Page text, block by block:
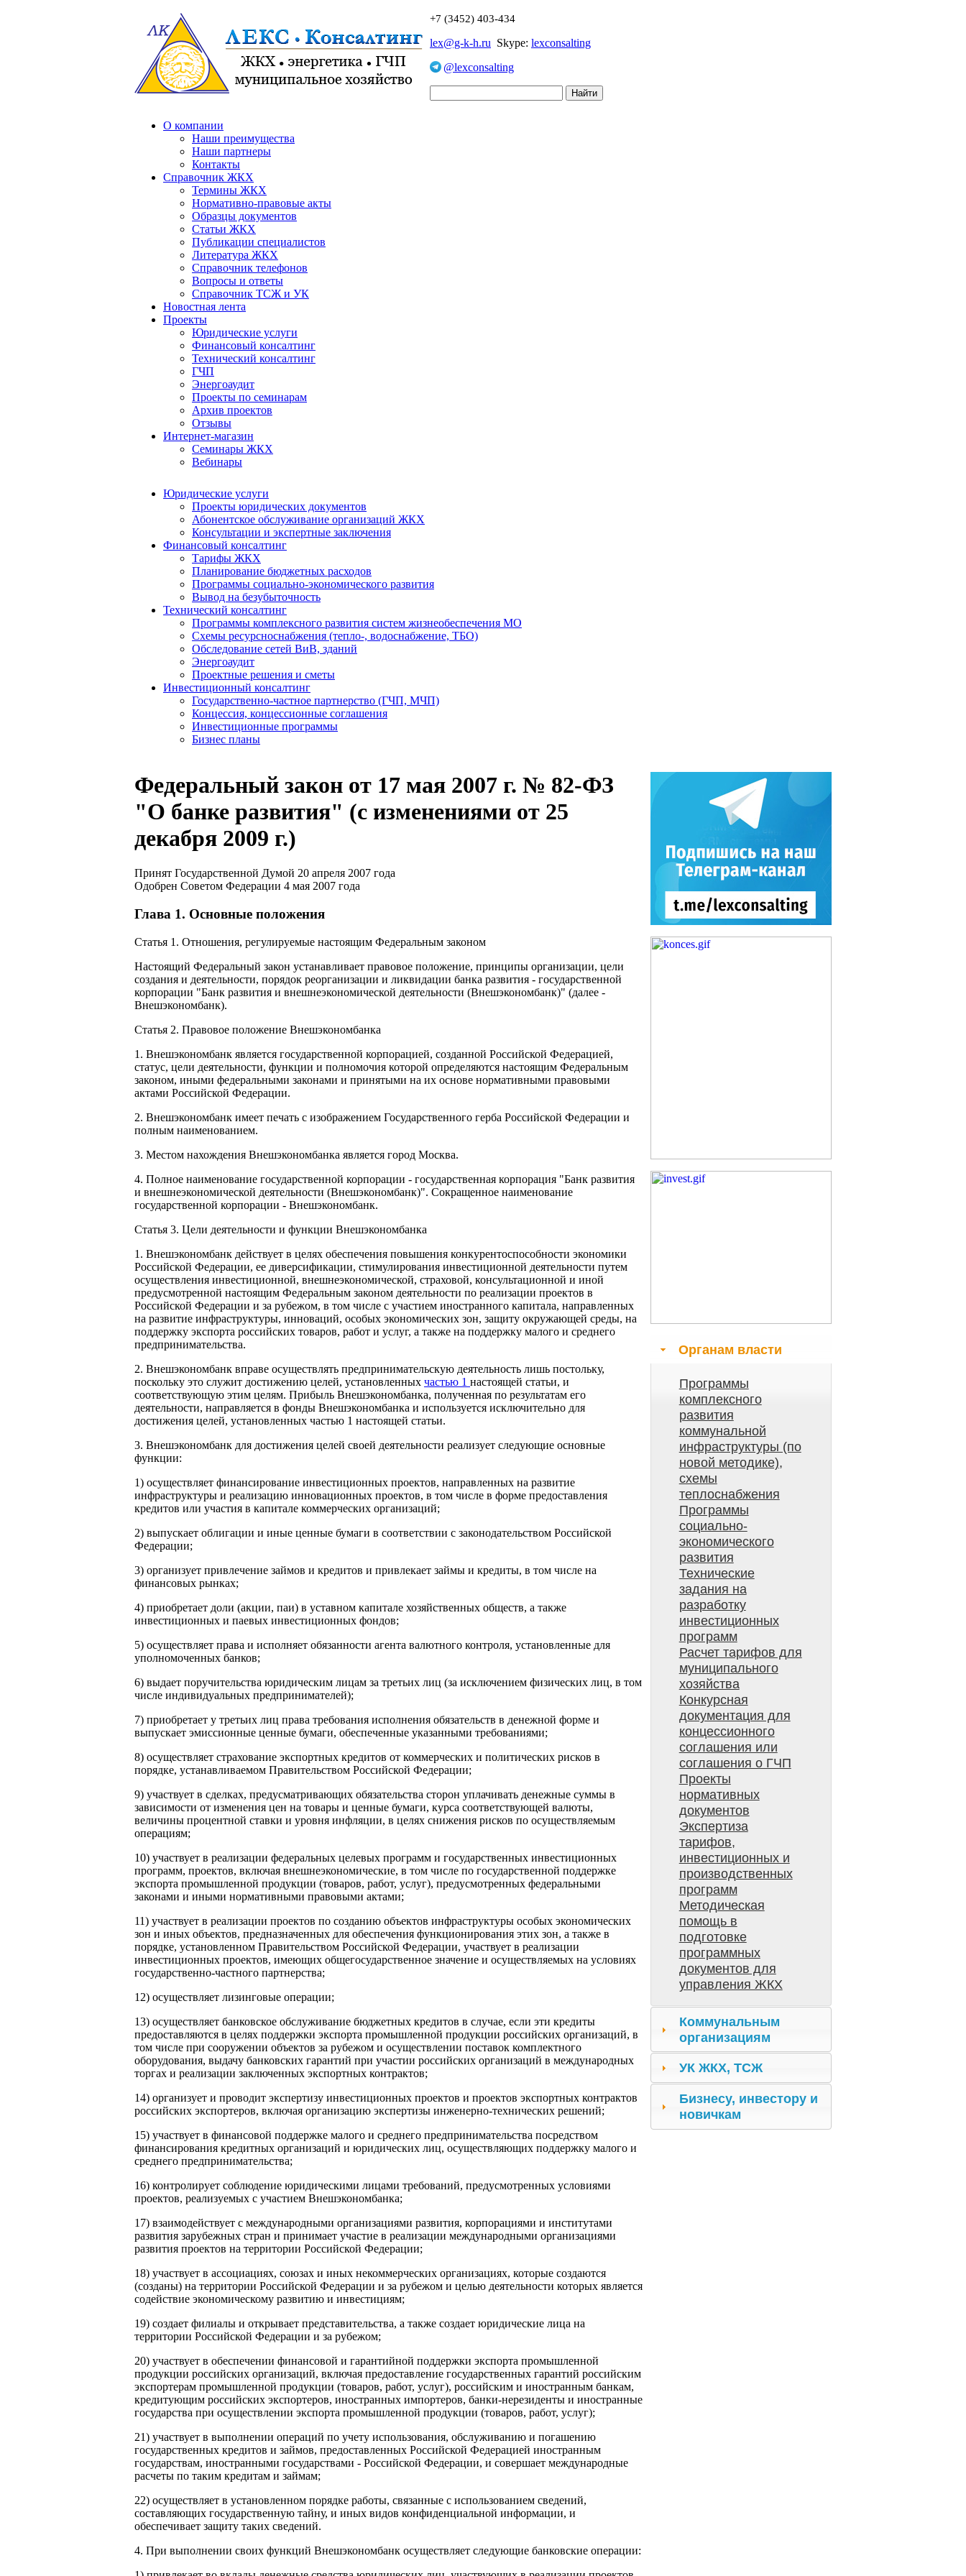
+7 (3452) 403-434
lex@g-k-h.ru Skype: lexconsalting
@lexconsalting
О компании
Наши преимущества
Наши партнеры
Контакты
Справочник ЖКХ
Термины ЖКХ
Нормативно-правовые акты
Образцы документов
Статьи ЖКХ
Публикации специалистов
Литература ЖКХ
Справочник телефонов
Вопросы и ответы
Справочник ТСЖ и УК
Новостная лента
Проекты
Юридические услуги
Финансовый консалтинг
Технический консалтинг
ГЧП
Энергоаудит
Проекты по семинарам
Архив проектов
Отзывы
Интернет-магазин
Семинары ЖКХ
Вебинары
Юридические услуги
Проекты юридических документов
Абонентское обслуживание организаций ЖКХ
Консультации и экспертные заключения
Финансовый консалтинг
Тарифы ЖКХ
Планирование бюджетных расходов
Программы социально-экономического развития
Вывод на безубыточность
Технический консалтинг
Программы комплексного развития систем жизнеобеспечения МО
Схемы ресурсноснабжения (тепло-, водоснабжение, ТБО)
Обследование сетей ВиВ, зданий
Энергоаудит
Проектные решения и сметы
Инвестиционный консалтинг
Государственно-частное партнерство (ГЧП, МЧП)
Концессия, концессионные соглашения
Инвестиционные программы
Бизнес планы
Федеральный закон от 17 мая 2007 г. № 82-ФЗ
"О банке развития" (с изменениями от 25
декабря 2009 г.)
Принят Государственной Думой 20 апреля 2007 года
Одобрен Советом Федерации 4 мая 2007 года
Глава 1. Основные положения
Статья 1. Отношения, регулируемые настоящим Федеральным законом
Настоящий Федеральный закон устанавливает правовое положение, принципы организации, цели
создания и деятельности, порядок реорганизации и ликвидации банка развития - государственной
корпорации "Банк развития и внешнеэкономической деятельности (Внешэкономбанк)" (далее -
Внешэкономбанк).
Статья 2. Правовое положение Внешэкономбанка
1. Внешэкономбанк является государственной корпорацией, созданной Российской Федерацией,
статус, цели деятельности, функции и полномочия которой определяются настоящим Федеральным
законом, иными федеральными законами и принятыми на их основе нормативными правовыми
актами Российской Федерации.
2. Внешэкономбанк имеет печать с изображением Государственного герба Российской Федерации и
полным наименованием.
3. Местом нахождения Внешэкономбанка является город Москва.
4. Полное наименование государственной корпорации - государственная корпорация "Банк развития
и внешнеэкономической деятельности (Внешэкономбанк)". Сокращенное наименование
государственной корпорации - Внешэкономбанк.
Статья 3. Цели деятельности и функции Внешэкономбанка
1. Внешэкономбанк действует в целях обеспечения повышения конкурентоспособности экономики
Российской Федерации, ее диверсификации, стимулирования инвестиционной деятельности путем
осуществления инвестиционной, внешнеэкономической, страховой, консультационной и иной
предусмотренной настоящим Федеральным законом деятельности по реализации проектов в
Российской Федерации и за рубежом, в том числе с участием иностранного капитала, направленных
на развитие инфраструктуры, инноваций, особых экономических зон, защиту окружающей среды, на
поддержку экспорта российских товаров, работ и услуг, а также на поддержку малого и среднего
предпринимательства.
2. Внешэкономбанк вправе осуществлять предпринимательскую деятельность лишь постольку,
поскольку это служит достижению целей, установленных частью 1 настоящей статьи, и
соответствующую этим целям. Прибыль Внешэкономбанка, полученная по результатам его
деятельности, направляется в фонды Внешэкономбанка и используется исключительно для
достижения целей, установленных частью 1 настоящей статьи.
3. Внешэкономбанк для достижения целей своей деятельности реализует следующие основные
функции:
1) осуществляет финансирование инвестиционных проектов, направленных на развитие
инфраструктуры и реализацию инновационных проектов, в том числе в форме предоставления
кредитов или участия в капитале коммерческих организаций;
2) выпускает облигации и иные ценные бумаги в соответствии с законодательством Российской
Федерации;
3) организует привлечение займов и кредитов и привлекает займы и кредиты, в том числе на
финансовых рынках;
4) приобретает доли (акции, паи) в уставном капитале хозяйственных обществ, а также
инвестиционных и паевых инвестиционных фондов;
5) осуществляет права и исполняет обязанности агента валютного контроля, установленные для
уполномоченных банков;
6) выдает поручительства юридическим лицам за третьих лиц (за исключением физических лиц, в том
числе индивидуальных предпринимателей);
7) приобретает у третьих лиц права требования исполнения обязательств в денежной форме и
выпускает эмиссионные ценные бумаги, обеспеченные указанными требованиями;
8) осуществляет страхование экспортных кредитов от коммерческих и политических рисков в
порядке, устанавливаемом Правительством Российской Федерации;
9) участвует в сделках, предусматривающих обязательства сторон уплачивать денежные суммы в
зависимости от изменения цен на товары и ценные бумаги, курса соответствующей валюты,
величины процентной ставки и уровня инфляции, в целях снижения рисков по осуществляемым
операциям;
10) участвует в реализации федеральных целевых программ и государственных инвестиционных
программ, проектов, включая внешнеэкономические, в том числе по государственной поддержке
экспорта промышленной продукции (товаров, работ, услуг), предусмотренных федеральными
законами и иными нормативными правовыми актами;
11) участвует в реализации проектов по созданию объектов инфраструктуры особых экономических
зон и иных объектов, предназначенных для обеспечения функционирования этих зон, а также в
порядке, установленном Правительством Российской Федерации, участвует в реализации
инвестиционных проектов, имеющих общегосударственное значение и осуществляемых на условиях
государственно-частного партнерства;
12) осуществляет лизинговые операции;
13) осуществляет банковское обслуживание бюджетных кредитов в случае, если эти кредиты
предоставляются в целях поддержки экспорта промышленной продукции российских организаций, в
том числе при сооружении объектов за рубежом и осуществлении поставок комплектного
оборудования, выдачу банковских гарантий при участии российских организаций в международных
торгах и реализации заключенных экспортных контрактов;
14) организует и проводит экспертизу инвестиционных проектов и проектов экспортных контрактов
российских экспортеров, включая организацию экспертизы инженерно-технических решений;
15) участвует в финансовой поддержке малого и среднего предпринимательства посредством
финансирования кредитных организаций и юридических лиц, осуществляющих поддержку малого и
среднего предпринимательства;
16) контролирует соблюдение юридическими лицами требований, предусмотренных условиями
проектов, реализуемых с участием Внешэкономбанка;
17) взаимодействует с международными организациями развития, корпорациями и институтами
развития зарубежных стран и принимает участие в реализации международными организациями
развития проектов на территории Российской Федерации;
18) участвует в ассоциациях, союзах и иных некоммерческих организациях, которые создаются
(созданы) на территории Российской Федерации и за рубежом и целью деятельности которых является
содействие экономическому развитию и инвестициям;
19) создает филиалы и открывает представительства, а также создает юридические лица на
территории Российской Федерации и за рубежом;
20) участвует в обеспечении финансовой и гарантийной поддержки экспорта промышленной
продукции российских организаций, включая предоставление государственных гарантий российским
экспортерам промышленной продукции (товаров, работ, услуг), российским и иностранным банкам,
кредитующим российских экспортеров, иностранных импортеров, банки-нерезиденты и иностранные
государства при осуществлении экспорта промышленной продукции (товаров, работ, услуг);
21) участвует в выполнении операций по учету использования, обслуживанию и погашению
государственных кредитов и займов, предоставленных Российской Федерацией иностранным
государствам, иностранными государствами - Российской Федерации, и совершает международные
расчеты по таким кредитам и займам;
22) осуществляет в установленном порядке работы, связанные с использованием сведений,
составляющих государственную тайну, и иных видов конфиденциальной информации, и
обеспечивает защиту таких сведений.
4. При выполнении своих функций Внешэкономбанк осуществляет следующие банковские операции:
Органам власти
Программы
комплексного
развития
коммунальной
инфраструктуры (по
новой методике),
схемы
теплоснабжения
Программы
социально-
экономического
развития
Технические
задания на
разработку
инвестиционных
программ
Расчет тарифов для
муниципального
хозяйства
Конкурсная
документация для
концессионного
соглашения или
соглашения о ГЧП
Проекты
нормативных
документов
Экспертиза
тарифов,
инвестиционных и
производственных
программ
Методическая
помощь в
подготовке
программных
документов для
управления ЖКХ
Коммунальным
организациям
УК ЖКХ, ТСЖ
Бизнесу, инвестору и
новичкам